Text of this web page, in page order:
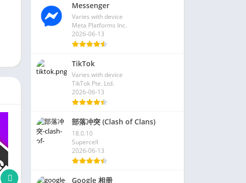
Messenger
Varies with device
Meta Platforms Inc.
2026-06-13
TikTok
Varies with device
TikTok Pte. Ltd.
2026-06-13
部落冲突 (Clash of Clans)
18.0.10
Supercell
2026-06-13
Google 相册